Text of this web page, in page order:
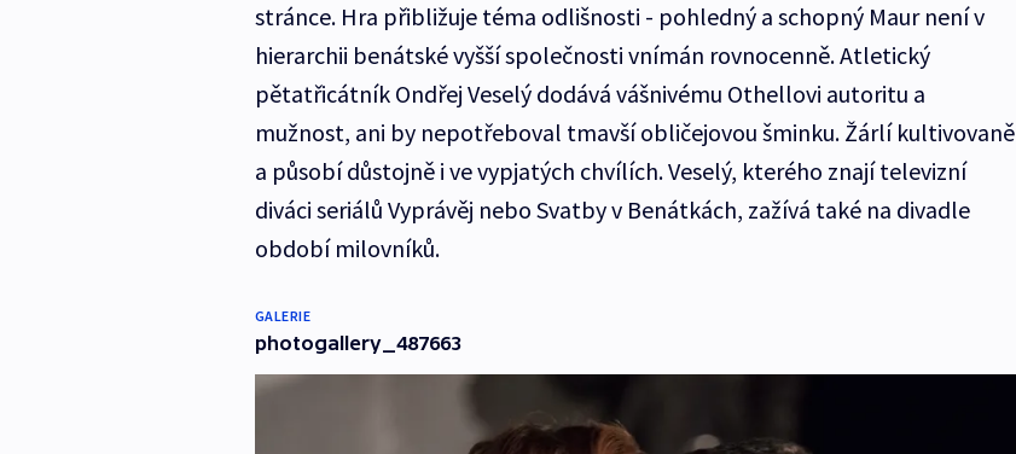
stránce. Hra přibližuje téma odlišnosti - pohledný a schopný Maur není v
hierarchii benátské vyšší společnosti vnímán rovnocenně. Atletický
pětatřicátník Ondřej Veselý dodává vášnivému Othellovi autoritu a
mužnost, ani by nepotřeboval tmavší obličejovou šminku. Žárlí kultivovaně
a působí důstojně i ve vypjatých chvílích. Veselý, kterého znají televizní
diváci seriálů Vyprávěj nebo Svatby v Benátkách, zažívá také na divadle
období milovníků.
GALERIE
photogallery_487663